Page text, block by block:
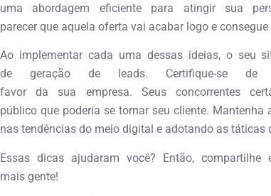
uma abordagem eficiente para atingir sua
parecer que aquela oferta vai acabar logo e
Ao implementar cada uma dessas ideias, o seu
de geração de leads. Certifique-se
favor da sua empresa. Seus concorrentes
público que poderia se tornar seu cliente.
nas tendências do meio digital e adotando as
Essas dicas ajudaram você? Então,
mais gente!